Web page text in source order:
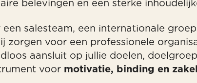
belevingen en een sterke
salesteam, een internationale
zorgen voor een professionele
aansluit op jullie doelen,
voor motivatie, binding en